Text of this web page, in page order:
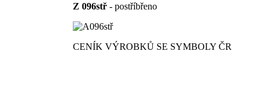
Z 096stř - postříbřeno
CENÍK VÝROBKŮ SE SYMBOLY ČR